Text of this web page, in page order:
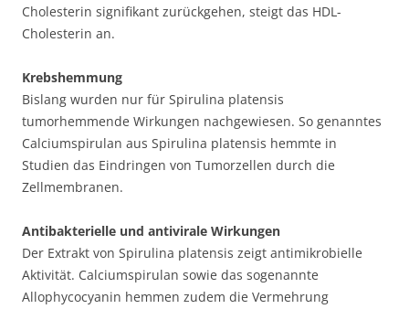
Cholesterin signifikant zurückgehen, steigt das HDL-
Cholesterin an.
Krebshemmung
Bislang wurden nur für Spirulina platensis
tumorhemmende Wirkungen nachgewiesen. So genanntes
Calciumspirulan aus Spirulina platensis hemmte in
Studien das Eindringen von Tumorzellen durch die
Zellmembranen.
Antibakterielle und antivirale Wirkungen
Der Extrakt von Spirulina platensis zeigt antimikrobielle
Aktivität. Calciumspirulan sowie das sogenannte
Allophycocyanin hemmen zudem die Vermehrung